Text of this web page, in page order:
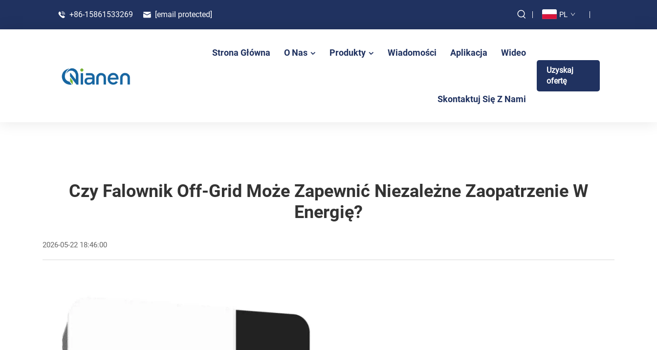
+86-15861533269 [email protected] PL
Strona Główna O Nas Produkty Wiadomości Aplikacja Wideo
Skontaktuj Się Z Nami
Uzyskaj
ofertę
Czy Falownik Off-Grid Może Zapewnić Niezależne Zaopatrzenie W
Energię?
2026-05-22 18:46:00